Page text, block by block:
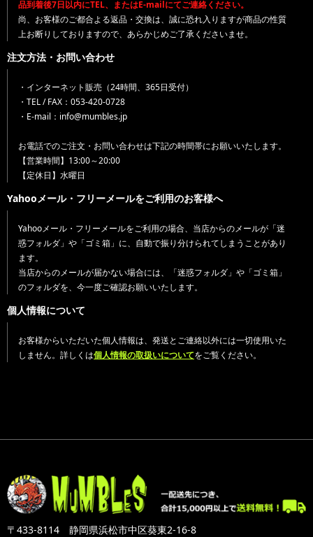
品到着後7日以内にTEL、またはE-mailにてご連絡ください。
尚、お客様のご都合よる返品・交換は、誠に恐れ入りますが商品の性質
上お断りしておりますので、あらかじめご了承くださいませ。
注文方法・お問い合わせ
・インターネット販売（24時間、365日受付）
・TEL / FAX：053-420-0728
・E-mail：info@mumbles.jp
お電話でのご注文・お問い合わせは下記の時間帯にお願いいたします。
【営業時間】13:00～20:00
【定休日】水曜日
Yahooメール・フリーメールをご利用のお客様へ
Yahooメール・フリーメールをご利用の場合、当店からのメールが「迷
惑フォルダ」や「ゴミ箱」に、自動で振り分けられてしまうことがあり
ます。
当店からのメールが届かない場合には、「迷惑フォルダ」や「ゴミ箱」
のフォルダを、今一度ご確認お願いいたします。
個人情報について
お客様からいただいた個人情報は、発送とご連絡以外には一切使用いた
しません。詳しくは個人情報の取扱いについてをご覧ください。
〒433-8114 静岡県浜松市中区葵東2-16-8